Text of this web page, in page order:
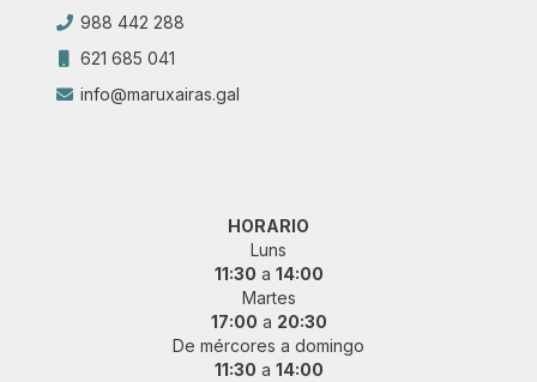
988 442 288
621 685 041
info@maruxairas.gal
HORARIO
Luns
11:30 a 14:00
Martes
17:00 a 20:30
De mércores a domingo
11:30 a 14:00